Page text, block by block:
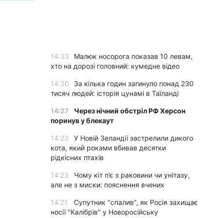
14:33
Малюк носорога показав 10 левам,
хто на дорозі головний: кумедне відео
14:30
За кілька годин загинуло понад 230
тисяч людей: історія цунамі в Таїланді
14:27
Через нічний обстріл РФ Херсон
поринув у блекаут
14:23
У Новій Зеландії застрелили дикого
кота, який роками вбивав десятки
рідкісних птахів
14:23
Чому кіт п’є з раковини чи унітазу,
але не з миски: пояснення вчених
14:21
Супутник "спалив", як Росія захищає
носії "Калібрів" у Новоросійську